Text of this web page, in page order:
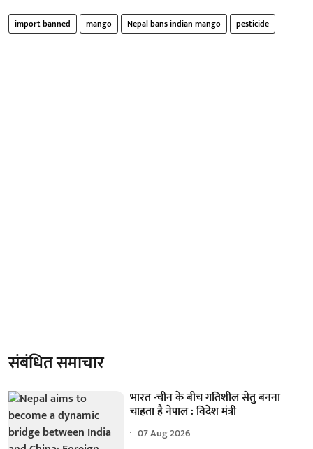
import banned mango Nepal bans indian mango pesticide
संबंधित समाचार
भारत -चीन के बीच गतिशील सेतु बनना
चाहता है नेपाल : विदेश मंत्री
07 Aug 2026